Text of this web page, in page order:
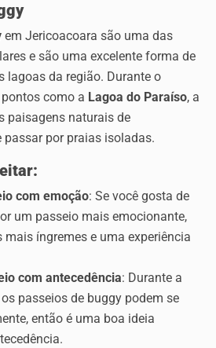
em Jericoacoara são uma das
e são uma excelente forma de
lagoas da região. Durante o
como a Lagoa do Paraíso, a
paisagens naturais de
passar por praias isoladas.
com emoção: Se você gosta de
um passeio mais emocionante,
íngremes e uma experiência
com antecedência: Durante a
passeios de buggy podem se
então é uma boa ideia